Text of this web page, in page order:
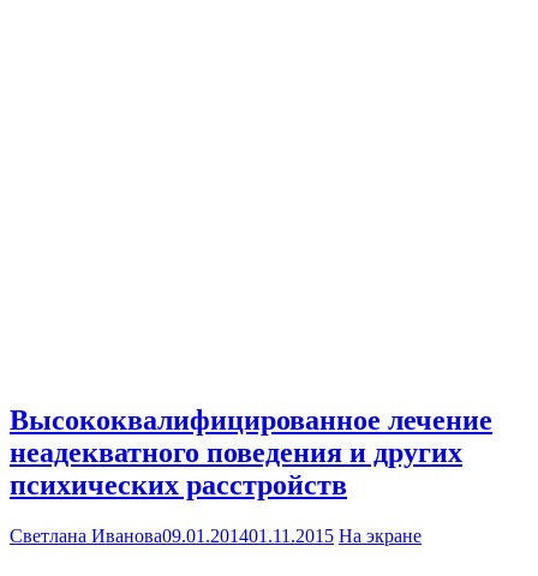
Высококвалифицированное лечение
неадекватного поведения и других
психических расстройств
Светлана Иванова09.01.201401.11.2015 На экране